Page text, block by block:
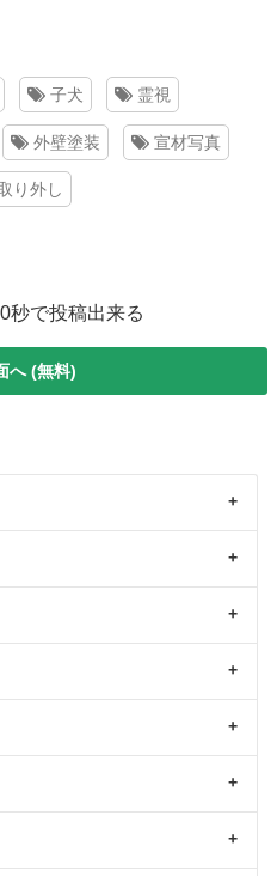
子犬 霊視
外壁塗装 宣材写真
り外し
秒で投稿出来る
へ (無料)